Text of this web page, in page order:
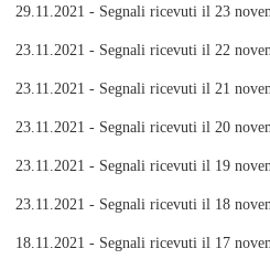
29.11.2021 - Segnali ricevuti il 23
23.11.2021 - Segnali ricevuti il 22
23.11.2021 - Segnali ricevuti il 21
23.11.2021 - Segnali ricevuti il 20
23.11.2021 - Segnali ricevuti il 19
23.11.2021 - Segnali ricevuti il 18
18.11.2021 - Segnali ricevuti il 17